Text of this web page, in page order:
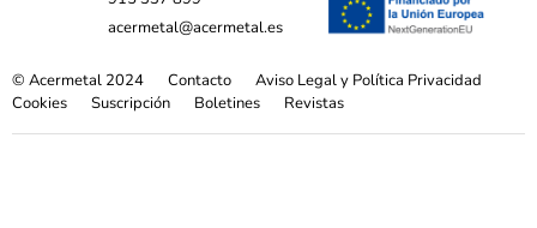
acermetal@acermetal.es
© Acermetal 2024 Contacto
Aviso Legal y Política Privacidad
Cookies
Suscripción Boletines Revistas